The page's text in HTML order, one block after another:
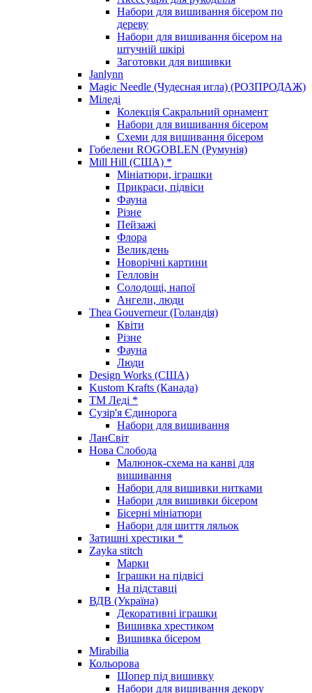
Набори для вишивання бісером по
дереву
Набори для вишивання бісером на
штучній шкірі
Заготовки для вишивки
Janlynn
Magic Needle (Чудесная игла) (РОЗПРОДАЖ)
Міледі
Колекція Сакральний орнамент
Набори для вишивання бісером
Схеми для вишивання бісером
Гобелени ROGOBLEN (Румунія)
Mill Hill (США) *
Мініатюри, іграшки
Прикраси, підвіси
Фауна
Різне
Пейзажі
Флора
Великдень
Новорічні картини
Гелловін
Солодощі, напої
Ангели, люди
Thea Gouverneur (Голандія)
Квіти
Різне
Фауна
Люди
Design Works (США)
Kustom Krafts (Канада)
ТМ Леді *
Сузір'я Єдинорога
Набори для вишивання
ЛанСвіт
Нова Слобода
Малюнок-схема на канві для
вишивання
Набори для вишивки нитками
Набори для вишивки бісером
Бісерні мініатюри
Набори для шиття ляльок
Затишні хрестики *
Zayka stitch
Марки
Іграшки на підвісі
На підставці
ВДВ (Україна)
Декоративні іграшки
Вишивка хрестиком
Вишивка бісером
Mirabilia
Кольорова
Шопер під вишивку
Набори для вишивання декору